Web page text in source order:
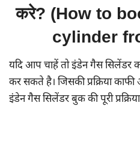
करे? (How to
cylinder
यदि आप चाहें तो इंडेन गैस सिलेंडर
कर सकते है। जिसकी प्रक्रिया
इंडेन गैस सिलेंडर बुक की पूरी